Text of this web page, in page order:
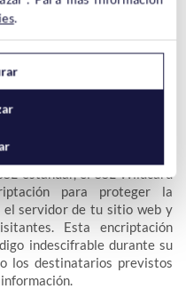
funciona con la misma
ampliada y única.
para proteger la
servidor de tu sitio web y
Esta encriptación
indescifrable durante su
los destinatarios previstos
.